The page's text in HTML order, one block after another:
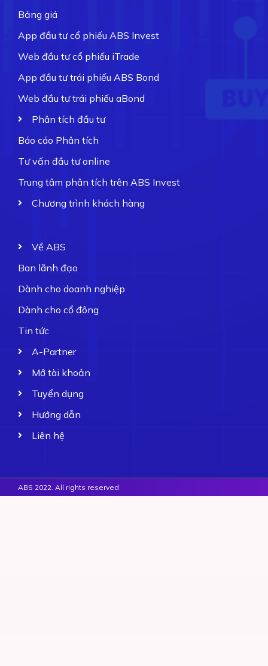
Bảng giá
App đầu tư cổ phiếu ABS Invest
Web đầu tư cổ phiếu iTrade
App đầu tư trái phiếu ABS Bond
Web đầu tư trái phiếu aBond
Phân tích đầu tư
Báo cáo Phân tích
Tư vấn đầu tư online
Trung tâm phân tích trên ABS Invest
Chương trình khách hàng
Về ABS
Ban lãnh đạo
Dành cho doanh nghiệp
Dành cho cổ đông
Tin tức
A-Partner
Mở tài khoản
Tuyển dụng
Hướng dẫn
Liên hệ
ABS 2022. All rights reserved